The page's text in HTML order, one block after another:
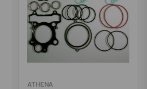
ATHENA